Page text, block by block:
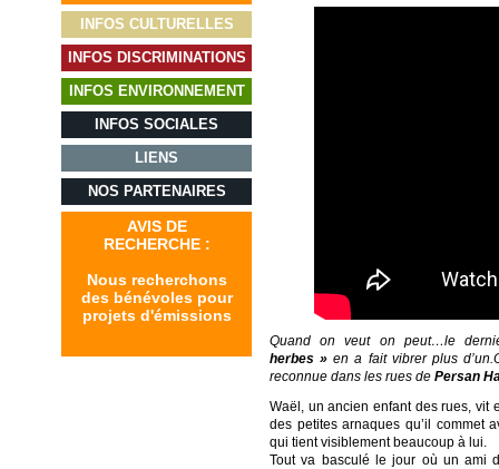
INFOS CULTURELLES
INFOS DISCRIMINATIONS
INFOS ENVIRONNEMENT
INFOS SOCIALES
LIENS
NOS PARTENAIRES
AVIS DE
RECHERCHE :
Nous recherchons
des bénévoles pour
projets d'émissions
Quand on veut on peut…le
herbes » en a fait vibrer plus
reconnue dans les rues de Persan
Waël, un ancien enfant des rues, vit
des petites arnaques qu’il commet
qui tient visiblement beaucoup à lui.
Tout va basculé le jour où un ami